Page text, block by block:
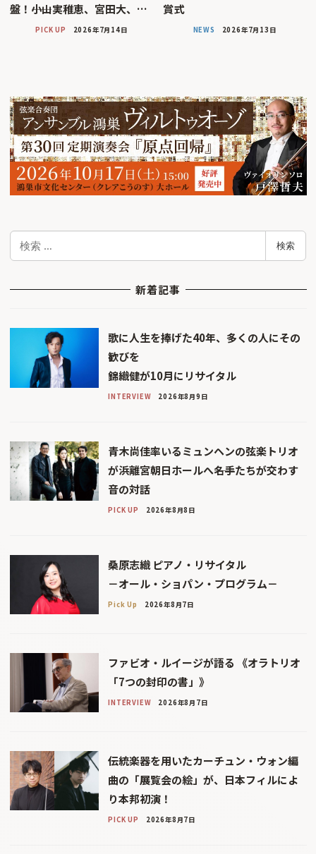
盤！――小山実稚恵、宮田大、…
PICK UP 2026年7月14日
賞式
NEWS 2026年7月13日
検索
新着記事
歌に人生を捧げた40年、多くの人にその
歓びを
錦織健が10月にリサイタル
INTERVIEW 2026年8月9日
青木尚佳率いるミュンヘンの弦楽トリオ
が浜離宮朝日ホールへ――名手たちが交わす
音の対話
PICK UP 2026年8月8日
桑原志織 ピアノ・リサイタル
－オール・ショパン・プログラム－
Pick Up 2026年8月7日
ファビオ・ルイージが語る 《オラトリオ
「7つの封印の書」》
INTERVIEW 2026年8月7日
伝統楽器を用いたカーチュン・ウォン編
曲の「展覧会の絵」が、日本フィルによ
り本邦初演！
PICK UP 2026年8月7日